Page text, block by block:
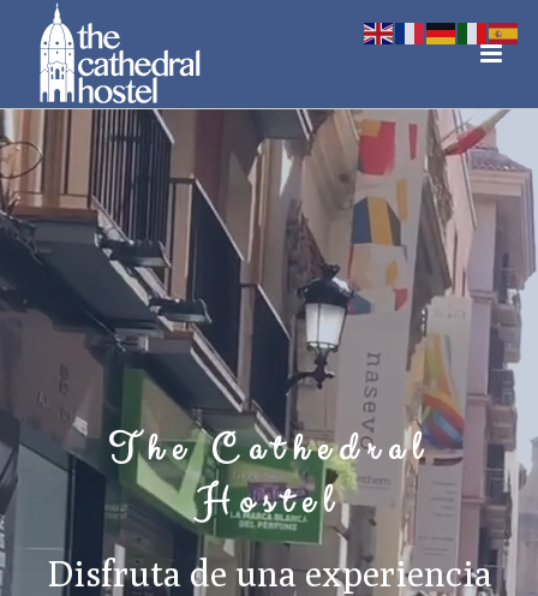
The Cathedral
Hostel
Disfruta de una experiencia